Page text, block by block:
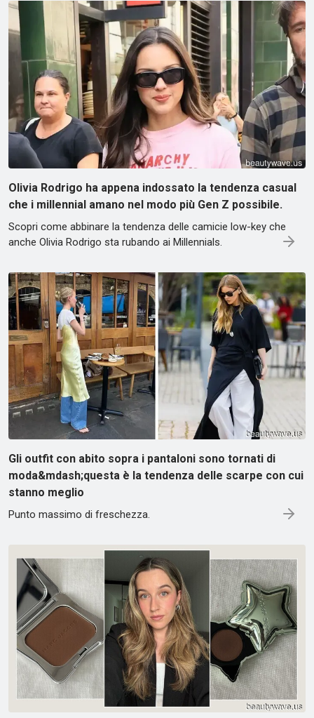
Olivia Rodrigo ha appena indossato la tendenza casual
che i millennial amano nel modo più Gen Z possibile.
Scopri come abbinare la tendenza delle camicie low-key che
anche Olivia Rodrigo sta rubando ai Millennials.
Gli outfit con abito sopra i pantaloni sono tornati di
moda&mdash;questa è la tendenza delle scarpe con cui
stanno meglio
Punto massimo di freschezza.